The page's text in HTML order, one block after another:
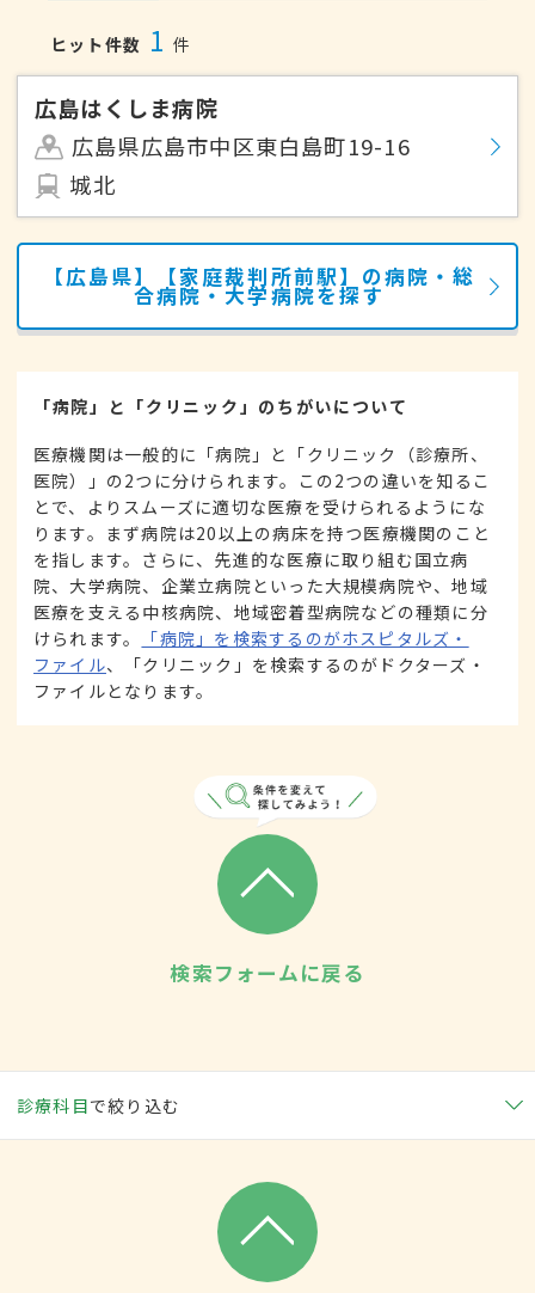
ヒット件数 1 件
広島はくしま病院
広島県広島市中区東白島町19-16
城北
【広島県】【家庭裁判所前駅】の病院・総
合病院・大学病院を探す
「病院」と「クリニック」のちがいについて
医療機関は一般的に「病院」と「クリニック（診療所、
医院）」の2つに分けられます。この2つの違いを知るこ
とで、よりスムーズに適切な医療を受けられるようにな
ります。まず病院は20以上の病床を持つ医療機関のこと
を指します。さらに、先進的な医療に取り組む国立病
院、大学病院、企業立病院といった大規模病院や、地域
医療を支える中核病院、地域密着型病院などの種類に分
けられます。
「病院」を検索するのがホスピタルズ・
ファイル、「クリニック」を検索するのがドクターズ・
ファイルとなります。
検索フォームに戻る
診療科目で絞り込む